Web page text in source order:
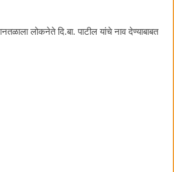
लोकनेते दि.बा. पाटील यांचे नाव देण्याबाबत